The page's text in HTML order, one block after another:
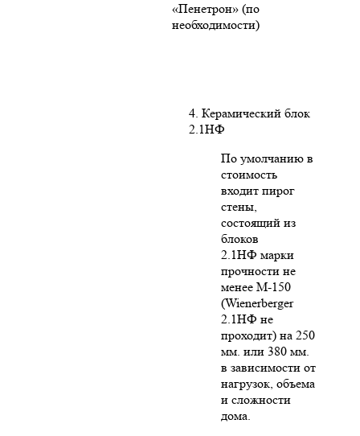
«Пенетрон» (по
необходимости)
4. Керамический блок
2.1НФ
По умолчанию в
стоимость
входит пирог
стены,
состоящий из
блоков
2.1НФ марки
прочности не
менее М-150
(Wienerberger
2.1НФ не
проходит) на 250
мм. или 380 мм.
в зависимости от
нагрузок, объема
и сложности
дома.